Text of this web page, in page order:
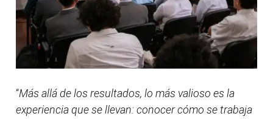
“Más allá de los resultados, lo más valioso es la
experiencia que se llevan: conocer cómo se trabaja